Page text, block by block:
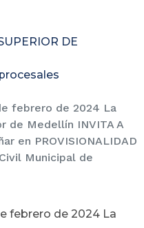
DE
febrero de 2024 La
de Medellín INVITA A
en PROVISIONALIDAD
Municipal de
febrero de 2024 La